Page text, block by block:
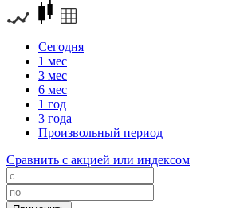
Сегодня
1 мес
3 мес
6 мес
1 год
3 года
Произвольный период
Сравнить с акцией или индексом